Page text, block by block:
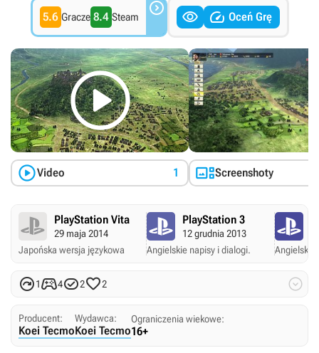
5.6 Gracze 8.4 Steam    Oceń Grę

Video 1 Screenshoty
PlayStation Vita
29 maja 2014
Japońska wersja językowa
PlayStation 3
12 grudnia 2013
Angielskie napisy i dialogi.
Angielskie
1422 
Producent:
Koei Tecmo
Wydawca:
Koei Tecmo
Ograniczenia wiekowe:
16+